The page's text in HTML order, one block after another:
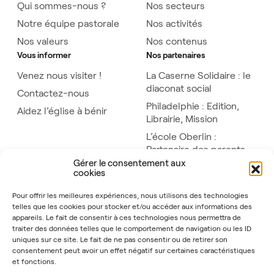
Gérer le consentement aux
cookies
Pour offrir les meilleures expériences, nous utilisons des technologies
telles que les cookies pour stocker et/ou accéder aux informations des
appareils. Le fait de consentir à ces technologies nous permettra de
traiter des données telles que le comportement de navigation ou les ID
uniques sur ce site. Le fait de ne pas consentir ou de retirer son
consentement peut avoir un effet négatif sur certaines caractéristiques
et fonctions.
Qui sommes-nous ?
Notre équipe pastorale
Nos valeurs
Nos secteurs
Nos activités
Nos contenus
Vous informer
Venez nous visiter !
Contactez-nous
Aidez l’église à bénir
Nos partenaires
La Caserne Solidaire : le
diaconat social
Philadelphie : Edition,
Librairie, Mission
L’école Oberlin :
Partenaire des parents
JSP : L’institut